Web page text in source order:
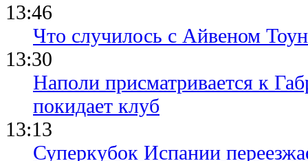
13:46
Что случилось с Айвеном
13:30
Наполи присматривается к
покидает клуб
13:13
Суперкубок Испании